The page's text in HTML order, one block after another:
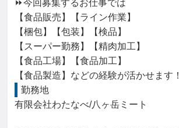
⏩今回募集するお仕事では
【食品販売】【ライン作業】
【梱包】【包装】【検品】
【スーパー勤務】【精肉加工】
【食品工場】【食品加工】
【食品製造】などの経験が活かせます！
勤務地
有限会社わたなべ/八ヶ岳ミート